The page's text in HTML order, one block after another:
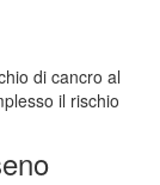
di cancro al
il rischio